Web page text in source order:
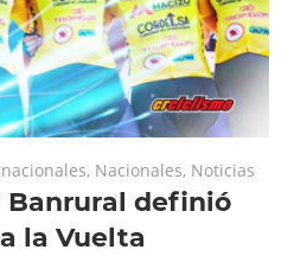
, Nacionales, Noticias
Banrural definió
la Vuelta